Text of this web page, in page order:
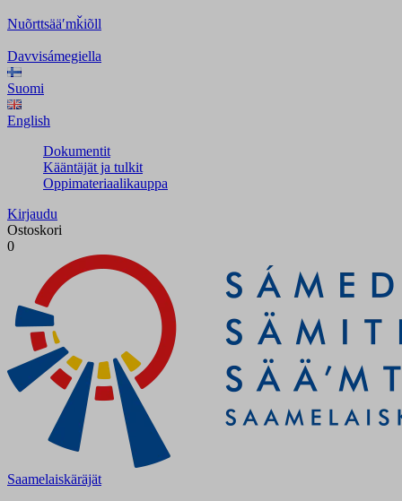
Nuõrttsääʹmǩiõll
Davvisámegiella
Suomi
English
Dokumentit
Kääntäjät ja tulkit
Oppimateriaalikauppa
Kirjaudu
Ostoskori
0
Saamelaiskäräjät